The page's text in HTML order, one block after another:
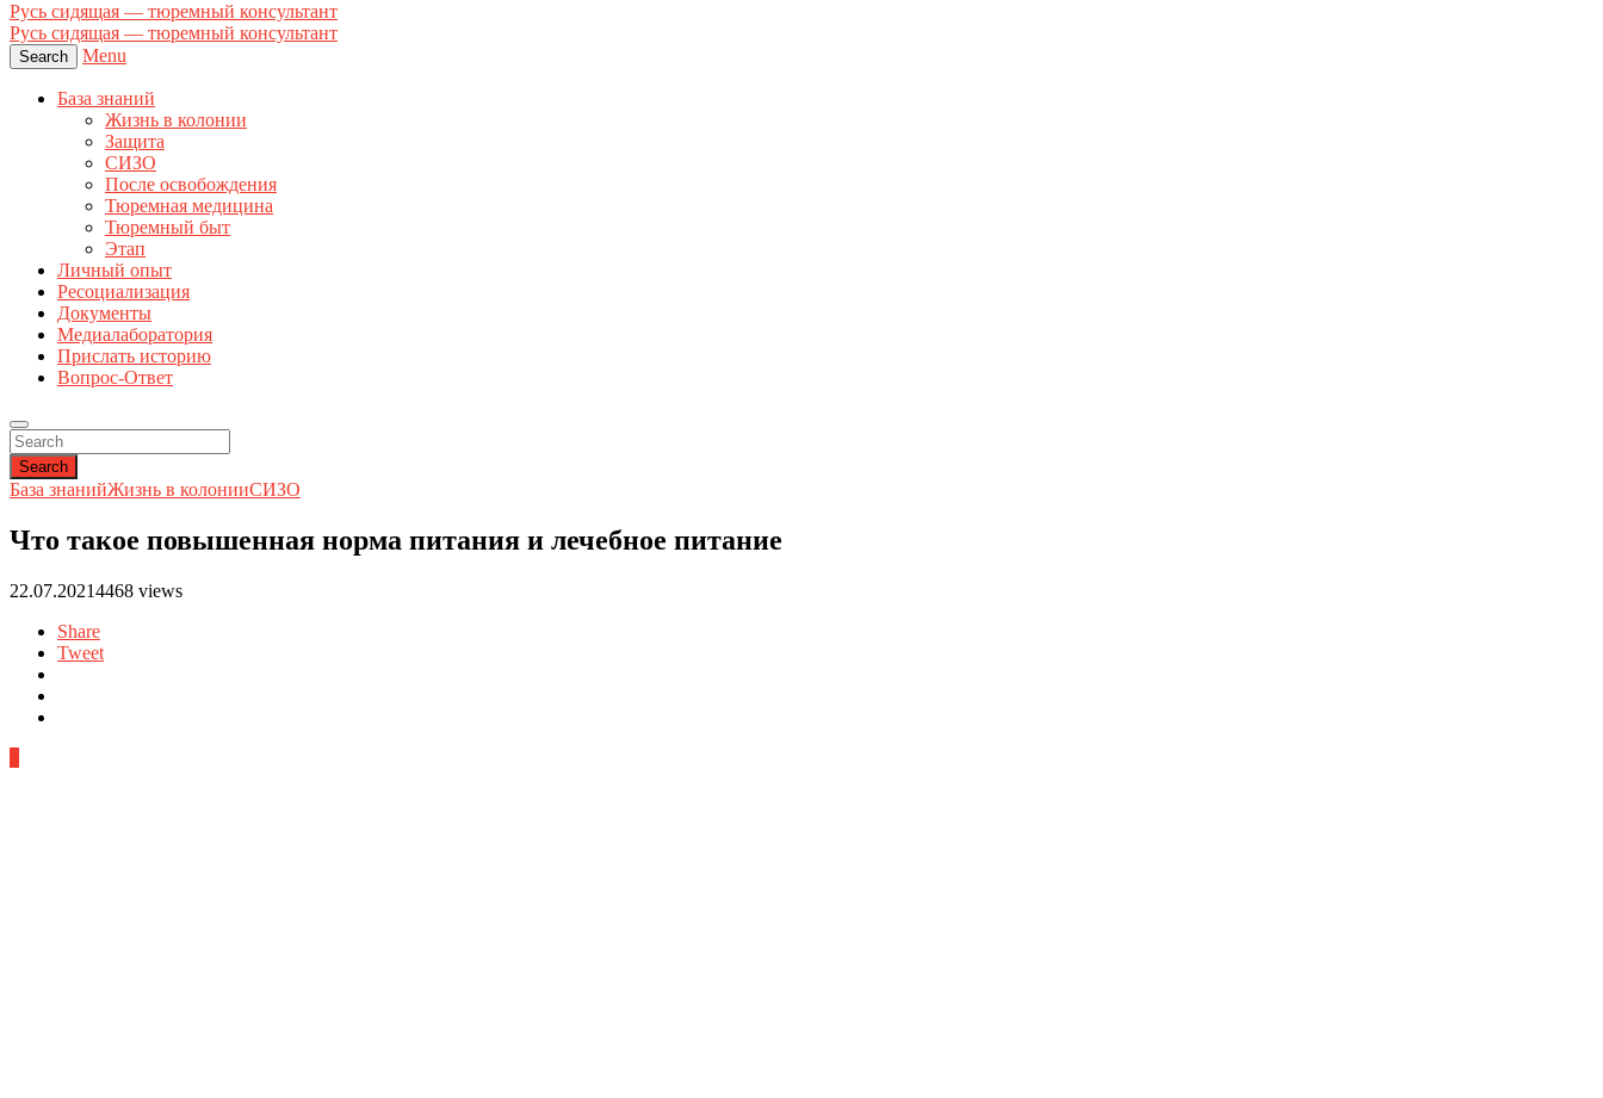
Русь сидящая — тюремный консультант
Русь сидящая — тюремный консультант
Search Menu
База знаний
Жизнь в колонии
Защита
СИЗО
После освобождения
Тюремная медицина
Тюремный быт
Этап
Личный опыт
Ресоциализация
Документы
Медиалаборатория
Прислать историю
Вопрос-Ответ
Search
База знанийЖизнь в колонииСИЗО
Что такое повышенная норма питания и лечебное питание
22.07.20214468 views
Share
Tweet